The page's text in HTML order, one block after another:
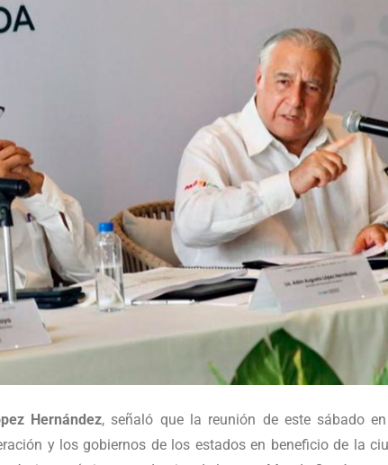
Hernández, señaló que la reunión de este sábado
y los gobiernos de los estados en beneficio de la